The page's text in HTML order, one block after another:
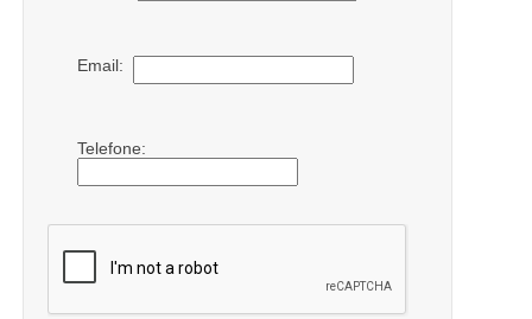
Email:
Telefone: